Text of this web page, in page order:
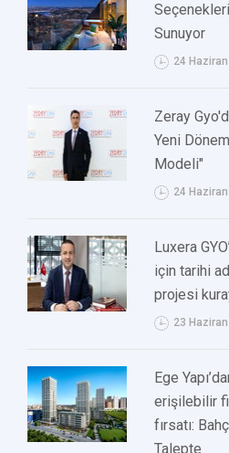
Sunuyor
24
Zeray
Yeni
Modeli"
24
Luxera
için tarihi
projesi
23
Ege
erişilebilir
fırsatı:
Talepte